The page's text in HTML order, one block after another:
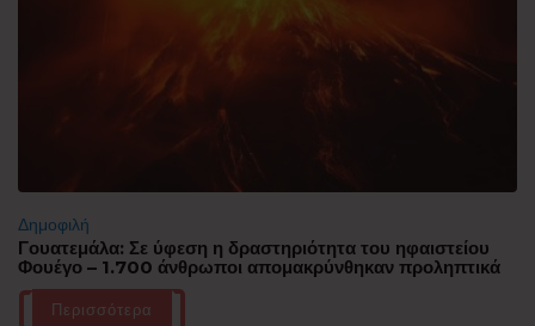
Δημοφιλή
Γουατεμάλα: Σε ύφεση η δραστηριότητα του ηφαιστείου
Φουέγο – 1.700 άνθρωποι απομακρύνθηκαν προληπτικά
Περισσότερα